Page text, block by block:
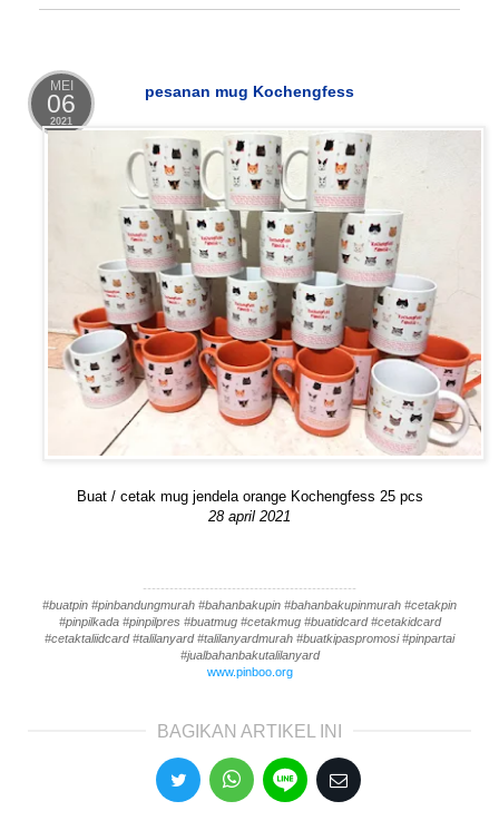
MEI
06
2021
pesanan mug Kochengfess
Buat / cetak mug jendela orange Kochengfess 25 pcs
28 april 2021
------------------------------------------------
#buatpin #pinbandungmurah #bahanbakupin #bahanbakupinmurah #cetakpin
#pinpilkada #pinpilpres #buatmug #cetakmug #buatidcard #cetakidcard
#cetaktaliidcard #talilanyard #talilanyardmurah #buatkipaspromosi #pinpartai
#jualbahanbakutalilanyard
www.pinboo.org
BAGIKAN ARTIKEL INI